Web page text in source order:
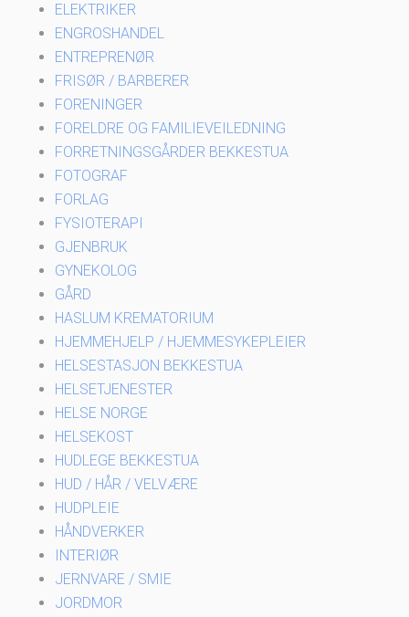
ELEKTRIKER
ENGROSHANDEL
ENTREPRENØR
FRISØR / BARBERER
FORENINGER
FORELDRE OG FAMILIEVEILEDNING
FORRETNINGSGÅRDER BEKKESTUA
FOTOGRAF
FORLAG
FYSIOTERAPI
GJENBRUK
GYNEKOLOG
GÅRD
HASLUM KREMATORIUM
HJEMMEHJELP / HJEMMESYKEPLEIER
HELSESTASJON BEKKESTUA
HELSETJENESTER
HELSE NORGE
HELSEKOST
HUDLEGE BEKKESTUA
HUD / HÅR / VELVÆRE
HUDPLEIE
HÅNDVERKER
INTERIØR
JERNVARE / SMIE
JORDMOR